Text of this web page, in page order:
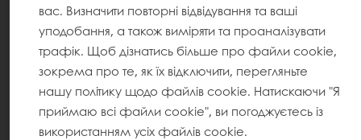
вас. Визначити повторні відвідування та ваші
уподобання, а також виміряти та проаналізувати
трафік. Щоб дізнатись більше про файли cookie,
зокрема про те, як їх відключити, перегляньте
нашу політику щодо файлів cookie. Натискаючи "Я
приймаю всі файли cookie", ви погоджуєтесь із
використанням усіх файлів cookie.